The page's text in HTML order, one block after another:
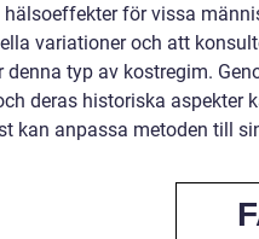
för vissa
variationer och att
denna typ av kostregim.
deras historiska aspekter
kan anpassa metoden till